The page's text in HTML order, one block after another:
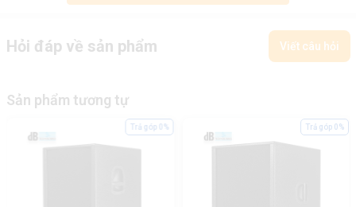
Hỏi đáp về sản phẩm Viết câu hỏi
Sản phẩm tương tự
Trả góp 0% Trả góp 0%